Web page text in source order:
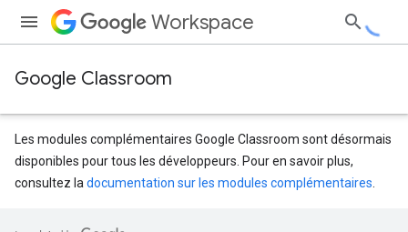
Workspace
Google Classroom
Les modules complémentaires Google Classroom sont désormais
disponibles pour tous les développeurs. Pour en savoir plus,
consultez la documentation sur les modules complémentaires